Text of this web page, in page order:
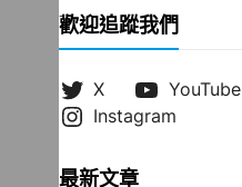
歡迎追蹤我們
X YouTube
Instagram
最新文章